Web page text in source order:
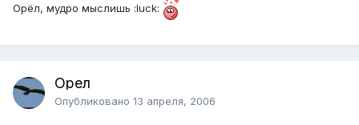
Орёл, мудро мыслишь :luck:
Орел
Опубликовано 13 апреля, 2006